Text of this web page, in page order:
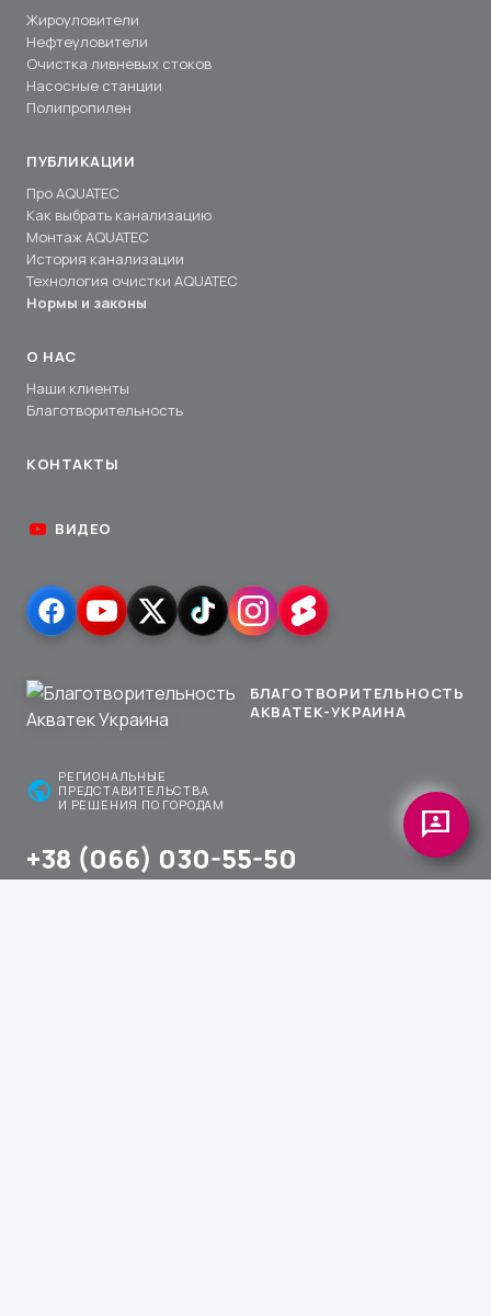
Жироуловители
Нефтеуловители
Очистка ливневых стоков
Насосные станции
Полипропилен
ПУБЛИКАЦИИ
Про AQUATEC
Как выбрать канализацию
Монтаж AQUATEC
История канализации
Технология очистки AQUATEC
Нормы и законы
О НАС
Наши клиенты
Благотворительность
КОНТАКТЫ
ВИДЕО
БЛАГОТВОРИТЕЛЬНОСТЬ
АКВАТЕК-УКРАИНА
public РЕГИОНАЛЬНЫЕ
ПРЕДСТАВИТЕЛЬСТВА
И РЕШЕНИЯ ПО ГОРОДАМ
+38 (066) 030-55-50
3p